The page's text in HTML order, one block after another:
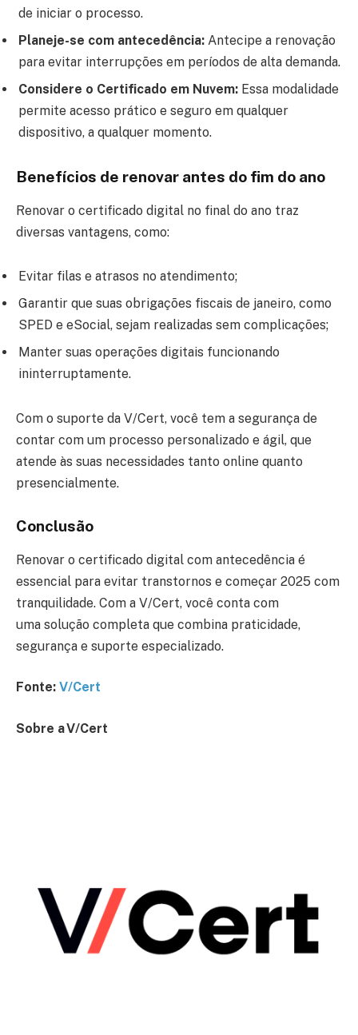
de iniciar o processo.
Planeje-se com antecedência: Antecipe a renovação
para evitar interrupções em períodos de alta demanda.
Considere o Certificado em Nuvem: Essa modalidade
permite acesso prático e seguro em qualquer
dispositivo, a qualquer momento.
Benefícios de renovar antes do fim do ano
Renovar o certificado digital no final do ano traz
diversas vantagens, como:
Evitar filas e atrasos no atendimento;
Garantir que suas obrigações fiscais de janeiro, como
SPED e eSocial, sejam realizadas sem complicações;
Manter suas operações digitais funcionando
ininterruptamente.
Com o suporte da V/Cert, você tem a segurança de
contar com um processo personalizado e ágil, que
atende às suas necessidades tanto online quanto
presencialmente.
Conclusão
Renovar o certificado digital com antecedência é
essencial para evitar transtornos e começar 2025 com
tranquilidade. Com a V/Cert, você conta com
uma solução completa que combina praticidade,
segurança e suporte especializado.
Fonte: V/Cert
Sobre a V/Cert